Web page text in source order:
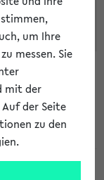
um Ihre
messen. Sie
mit der
der Seite
zu den